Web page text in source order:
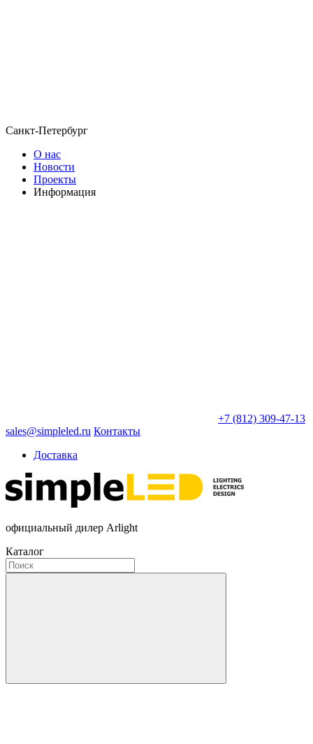
Санкт-Петербург
О нас
Новости
Проекты
Информация
+7 (812) 309-47-13
sales@simpleled.ru Контакты
Доставка
официальный дилер Arlight
Каталог